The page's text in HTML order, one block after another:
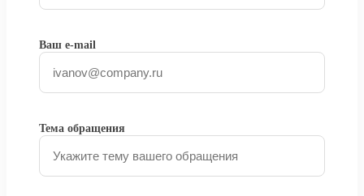
Ваш e-mail
Тема обращения